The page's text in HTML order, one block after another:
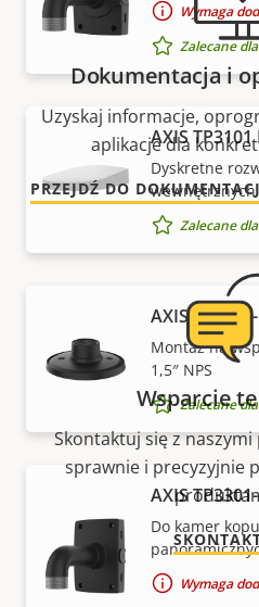
Wymaga
Zalecane
AXIS
Dyskretne
wewnętrznych
Zalecane
AXIS
Montaż na
1,5″ NPS
Zalecane
AXIS
Do kamer
Wymaga
Dokumentacja i
Uzyskaj informacje,
aplikacje dla
PRZEJDŹ DO
Wsparcie
Skontaktuj się z
sprawnie i precyzyjnie